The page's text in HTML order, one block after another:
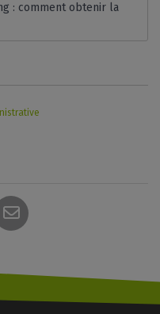
: comment obtenir la